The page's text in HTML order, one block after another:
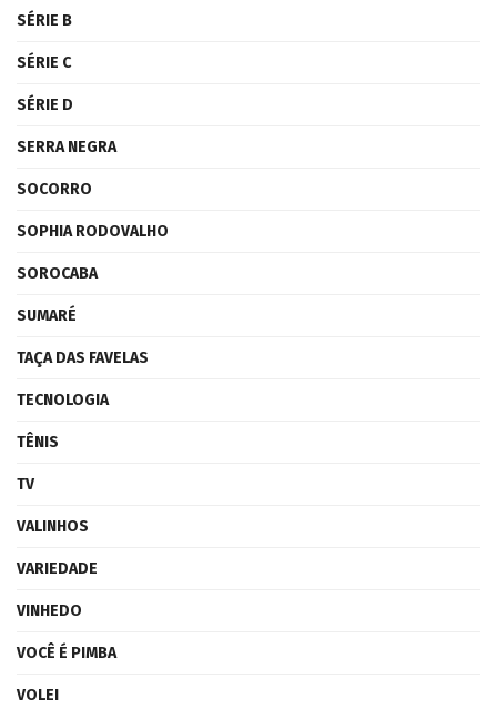
SÉRIE B
SÉRIE C
SÉRIE D
SERRA NEGRA
SOCORRO
SOPHIA RODOVALHO
SOROCABA
SUMARÉ
TAÇA DAS FAVELAS
TECNOLOGIA
TÊNIS
TV
VALINHOS
VARIEDADE
VINHEDO
VOCÊ É PIMBA
VOLEI